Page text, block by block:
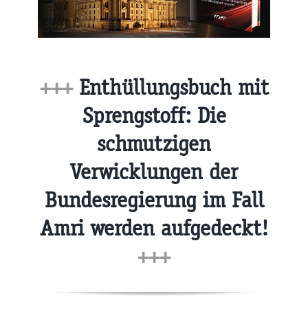
+++ Enthüllungsbuch mit
Sprengstoff: Die
schmutzigen
Verwicklungen der
Bundesregierung im Fall
Amri werden aufgedeckt!
+++